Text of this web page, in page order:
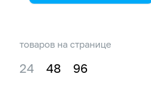
товаров на странице
24 48 96